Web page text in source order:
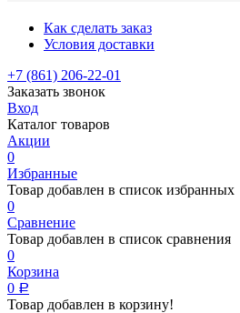
Как сделать заказ
Условия доставки
+7 (861) 206-22-01
Заказать звонок
Вход
Каталог товаров
Акции
0
Избранные
Товар добавлен в список избранных
0
Сравнение
Товар добавлен в список сравнения
0
Корзина
0 Р
Товар добавлен в корзину!